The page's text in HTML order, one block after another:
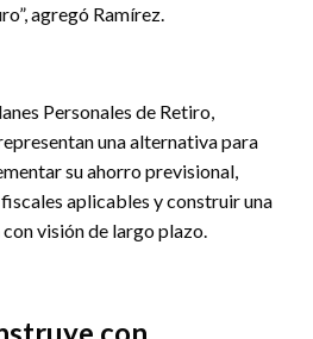
agregó Ramírez.
Personales de Retiro,
una alternativa para
su ahorro previsional,
aplicables y construir una
visión de largo plazo.
con